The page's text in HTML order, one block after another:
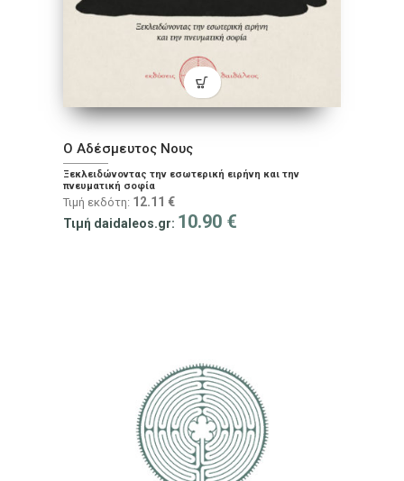
Ο Αδέσμευτος Νους
Ξεκλειδώνοντας την εσωτερική ειρήνη και την
πνευματική σοφία
Τιμή εκδότη: 12.11 €
Τιμή daidaleos.gr: 10.90 €